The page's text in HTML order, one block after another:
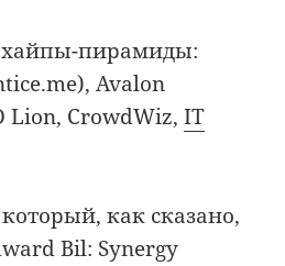
хайпы-пирамиды:
Avalon
Lion, CrowdWiz,IT
как сказано,
Bil: Synergy